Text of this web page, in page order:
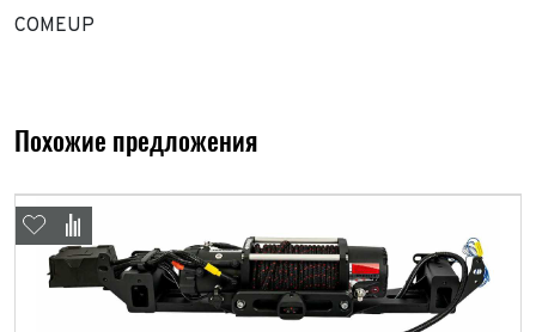
COMEUP
Похожие предложения